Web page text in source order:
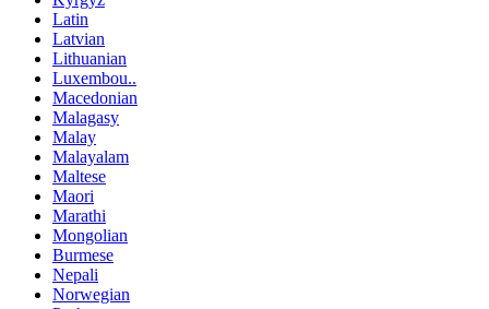
Latin
Latvian
Lithuanian
Luxembou..
Macedonian
Malagasy
Malay
Malayalam
Maltese
Maori
Marathi
Mongolian
Burmese
Nepali
Norwegian